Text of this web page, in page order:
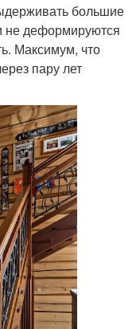
большие
не деформируются
Максимум, что
пару лет